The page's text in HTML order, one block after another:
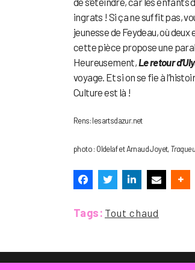
ingrats ! Si ça ne suffit pas,
jeunesse de Feydeau, où
cette pièce propose une
Heureusement,Le retour
voyage. Et si on se fie à
Culture est là !
Rens: lesartsdazur.net
photo : Oldelaf et Arnaud Joyet,
Tags: Tout chaud